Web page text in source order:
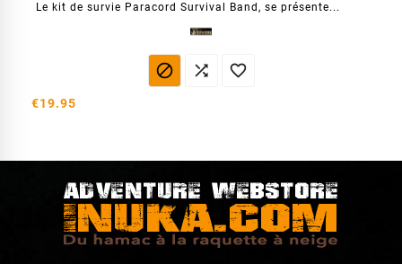
Le kit de survie Paracord Survival Band, se présente...
  
€19.95